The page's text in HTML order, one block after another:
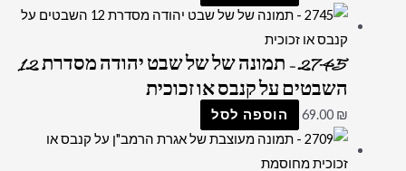
2745 – תמונה של של שבט יהודה מסדרת 12
השבטים על קנבס או זכוכית
69.00 ₪ הוספה לסל